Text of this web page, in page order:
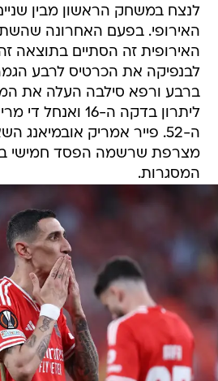
לנצח במשחק הראשון מבין
האירופי. בפעם האחרונה
האירופית זה הסתיים בתוצאה
לבנפיקה את הכרטיס לרבע
ברבע ורפא סילבה העלה את
ליתרון בדקה ה-16
ה-52. פייר אמריק אובמיאנג
מצרפת שרשמה הפסד חמישי
המסגרות.